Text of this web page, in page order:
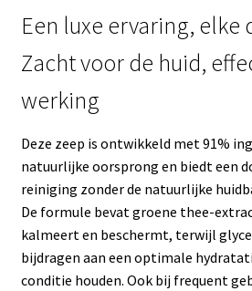
Een luxe ervaring, elke
Zacht voor de huid,
werking
Deze zeep is ontwikkeld met 91%
natuurlijke oorsprong en biedt een
reiniging zonder de natuurlijke
De formule bevat groene thee-
kalmeert en beschermt, terwijl
bijdragen aan een optimale
conditie houden. Ook bij frequent